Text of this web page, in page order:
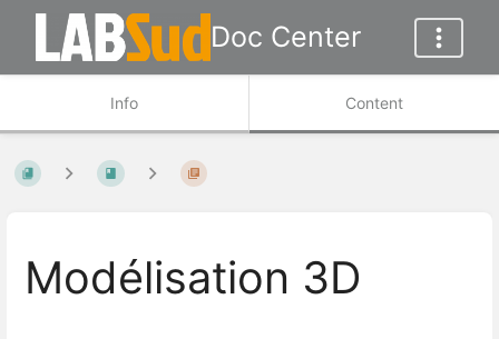
Doc Center
Info Content
Modélisation 3D